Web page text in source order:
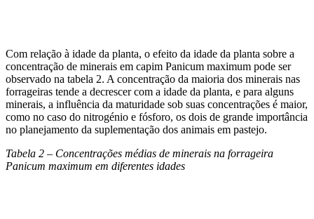
Com relação à idade da planta, o efeito da idade da planta sobre a
concentração de minerais em capim Panicum maximum pode ser
observado na tabela 2. A concentração da maioria dos minerais nas
forrageiras tende a decrescer com a idade da planta, e para alguns
minerais, a influência da maturidade sob suas concentrações é maior,
como no caso do nitrogénio e fósforo, os dois de grande importância
no planejamento da suplementação dos animais em pastejo.
Tabela 2 – Concentrações médias de minerais na forrageira
Panicum maximum em diferentes idades